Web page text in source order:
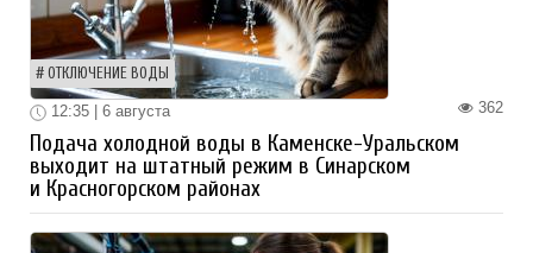
ОТКЛЮЧЕНИЕ ВОДЫ
362
12:35 | 6 августа
Подача холодной воды в Каменске-Уральском
выходит на штатный режим в Синарском
и Красногорском районах